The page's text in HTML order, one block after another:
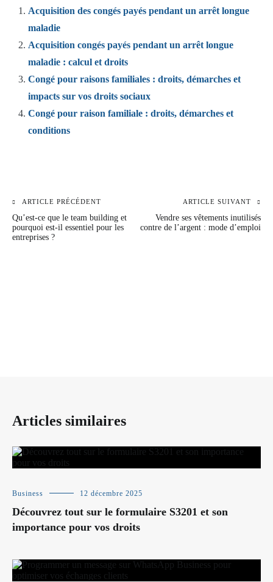
Acquisition des congés payés pendant un arrêt longue
maladie
Acquisition congés payés pendant un arrêt longue
maladie : calcul et droits
Congé pour raisons familiales : droits, démarches et
impacts sur vos droits sociaux
Congé pour raison familiale : droits, démarches et
conditions
Navigation
de
ARTICLE PRÉCÉDENT
Qu’est-ce que le team building et
pourquoi est-il essentiel pour les
entreprises ?
ARTICLE SUIVANT
Vendre ses vêtements inutilisés
contre de l’argent : mode d’emploi
Articles similaires
Business 12 décembre 2025
Découvrez tout sur le formulaire S3201 et son
importance pour vos droits